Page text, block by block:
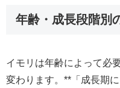
年齢・成長段階別
イモリは年齢によって必
変わります。**「成長期